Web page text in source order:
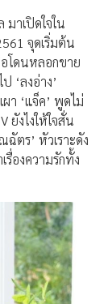
าเปิดใจใน
จุดเริ่มต้น
โดนหลอกขาย
‘ลงอ่าง’
า ‘แจ็ค’ พูดไม่
ยังไงให้ใจสั่น
ตร’ หัวเราะดัง
องความรักทั้ง